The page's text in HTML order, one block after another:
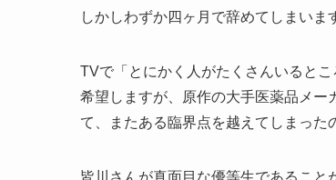
しかしわずか四ヶ月で辞めてしまいま
TVで「とにかく人がたくさんいると
希望しますが、原作の大手医薬品メ
て、またある臨界点を越えてしまった
皆川さんが真面目な優等生であること